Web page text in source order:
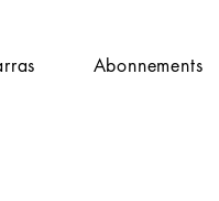
Abonnements